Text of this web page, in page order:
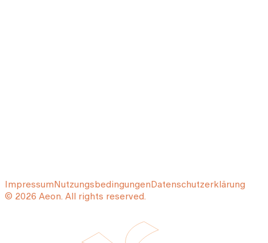
ImpressumNutzungsbedingungenDatenschutzerklärung
© 2026 Aeon. All rights reserved.